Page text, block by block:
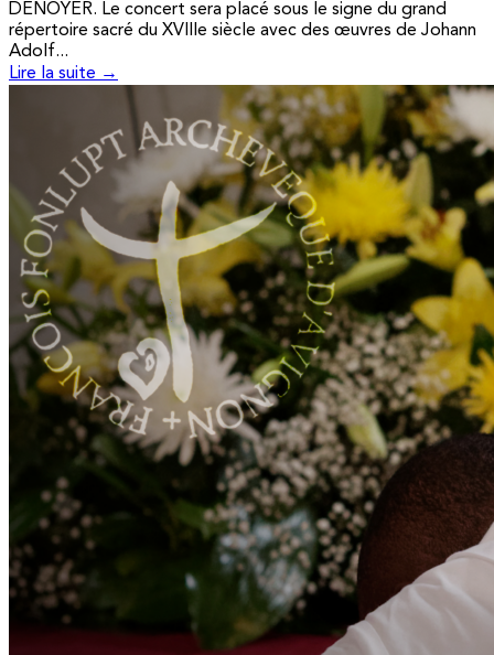
DENOYER. Le concert sera placé sous le signe du grand
répertoire sacré du XVIIIe siècle avec des œuvres de Johann
Adolf...
Lire la suite →